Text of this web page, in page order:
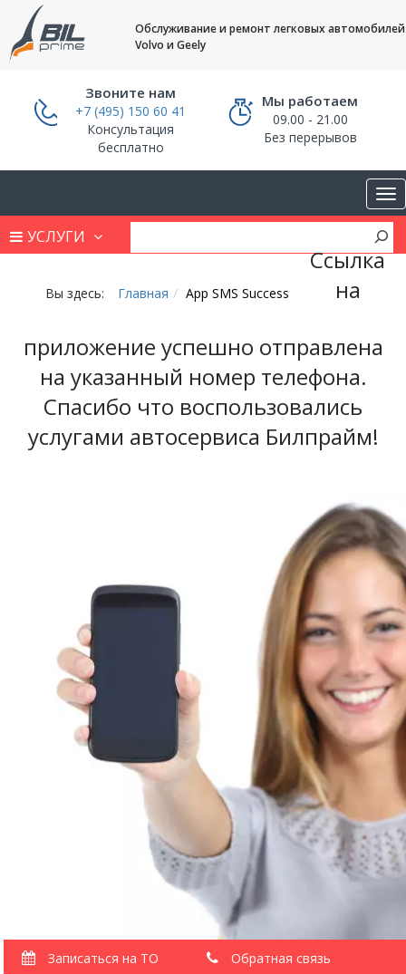
Обслуживание и ремонт легковых автомобилей
Volvo и Geely
Звоните нам
+7 (495) 150 60 41
Консультация
бесплатно
Мы работаем
09.00 - 21.00
Без перерывов
УСЛУГИ
Вы здесь: Главная App SMS Success
Ссылка
на
приложение успешно отправлена
на указанный номер телефона.
Спасибо что воспользовались
услугами автосервиса Билпрайм!
Записаться на ТО Обратная связь